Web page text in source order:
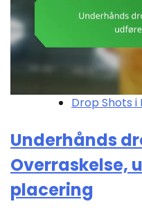
Drop Shots
Underhånds
Overraskelse,
placering